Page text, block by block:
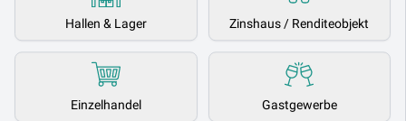
Hallen & Lager Zinshaus / Renditeobjekt
Einzelhandel Gastgewerbe